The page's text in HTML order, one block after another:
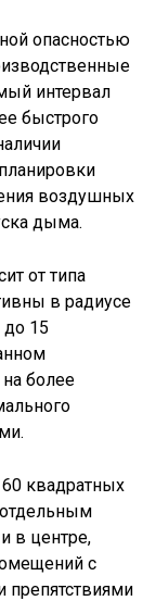
опасностью
интервал
быстрого
воздушных
дыма.
от типа
в радиусе
15
более
квадратных
отдельным
в центре,
с
препятствиями